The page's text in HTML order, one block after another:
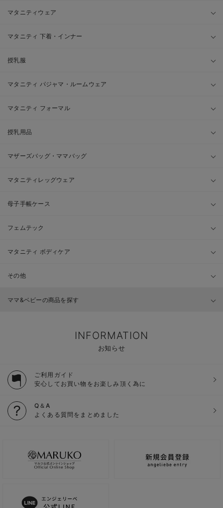
マタニティウェア
マタニティ 下着・インナー
授乳服
マタニティ パジャマ・ルームウェア
マタニティ フォーマル
授乳用品
マザーズバッグ・ママバッグ
マタニティレッグウェア
母子手帳ケース
フェムテック
マタニティ ボディケア
その他
ママ&ベビーの商品を探す
INFORMATION
お知らせ
ご利用ガイド
安心してお買い物をお楽しみ頂く為に
Q＆A
よくある質問をまとめました